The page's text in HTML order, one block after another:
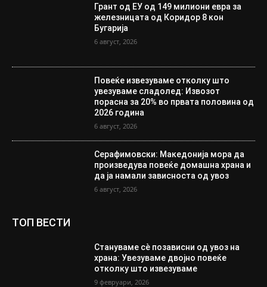
Грант од ЕУ од 149 милиони евра за
железницата од Коридор 8 кон
Бугарија
6 август, 2026
Повеќе извезуваме отколку што
увезуваме сладолед: Извозот
порасна за 20% во првата половина од
2026 година
6 август, 2026
Серафимовски: Македонија мора да
произведува повеќе домашна храна и
да ја намали зависноста од увоз
6 август, 2026
ТОП ВЕСТИ
Стануваме сè позависни од увоз на
храна: Увезуваме двојно повеќе
отколку што извезуваме
9 февруари, 2026